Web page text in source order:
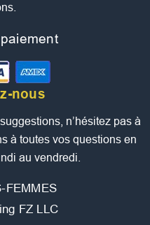
nous
n’hésitez pas à
à toutes vos questions en
au vendredi.
FEMMES
FZ LLC